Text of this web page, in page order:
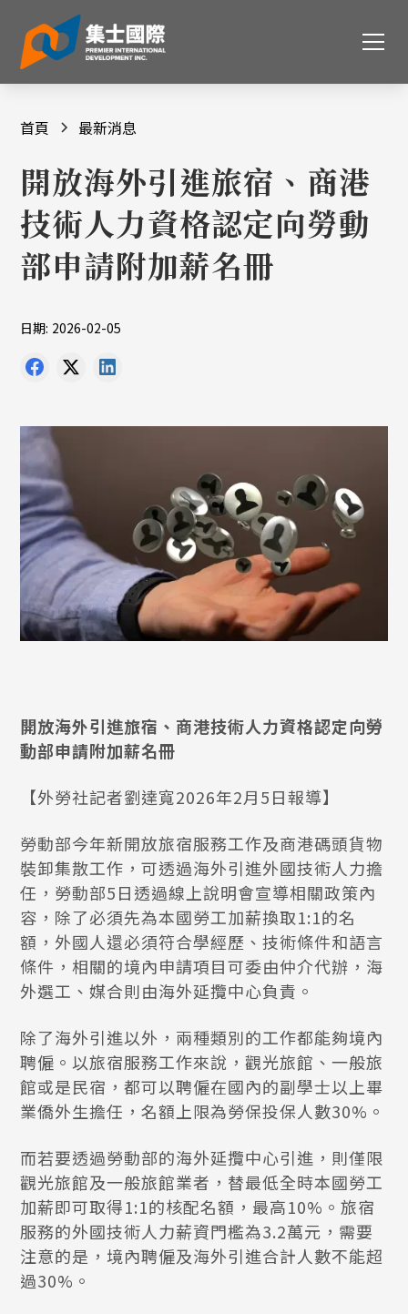
首頁 最新消息
開放海外引進旅宿、商港
技術人力資格認定向勞動
部申請附加薪名冊
日期: 2026-02-05
開放海外引進旅宿、商港技術人力資格認定向勞
動部申請附加薪名冊
【外勞社記者劉達寬2026年2月5日報導】
勞動部今年新開放旅宿服務工作及商港碼頭貨物
裝卸集散工作，可透過海外引進外國技術人力擔
任，勞動部5日透過線上說明會宣導相關政策內
容，除了必須先為本國勞工加薪換取1:1的名
額，外國人還必須符合學經歷、技術條件和語言
條件，相關的境內申請項目可委由仲介代辦，海
外選工、媒合則由海外延攬中心負責。
除了海外引進以外，兩種類別的工作都能夠境內
聘僱。以旅宿服務工作來說，觀光旅館、一般旅
館或是民宿，都可以聘僱在國內的副學士以上畢
業僑外生擔任，名額上限為勞保投保人數30%。
而若要透過勞動部的海外延攬中心引進，則僅限
觀光旅館及一般旅館業者，替最低全時本國勞工
加薪即可取得1:1的核配名額，最高10%。旅宿
服務的外國技術人力薪資門檻為3.2萬元，需要
注意的是，境內聘僱及海外引進合計人數不能超
過30%。